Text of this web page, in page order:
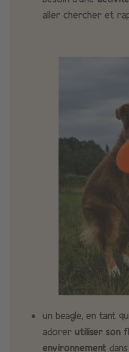
aller chercher et
un beagle, en tant
adorer utiliser son
environnement